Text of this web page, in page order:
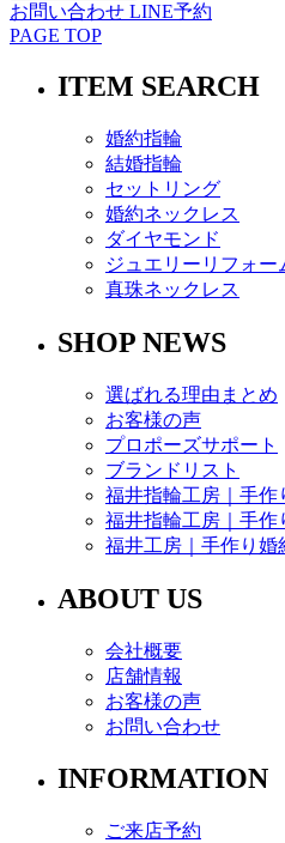
お問い合わせ LINE予約
PAGE TOP
ITEM SEARCH
婚約指輪
結婚指輪
セットリング
婚約ネックレス
ダイヤモンド
ジュエリーリフォー
真珠ネックレス
SHOP NEWS
選ばれる理由まとめ
お客様の声
プロポーズサポート
ブランドリスト
福井指輪工房｜手作
福井指輪工房｜手作
福井工房｜手作り婚
ABOUT US
会社概要
店舗情報
お客様の声
お問い合わせ
INFORMATION
ご来店予約